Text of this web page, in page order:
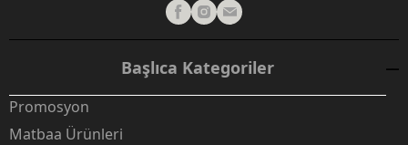
Başlıca Kategoriler
Promosyon
Matbaa Ürünleri